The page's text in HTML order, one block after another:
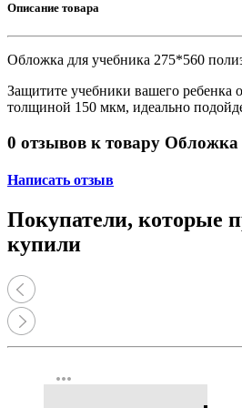
Шредеры
Описание товара
Обложка для учебника 275*560
Защитите учебники вашего
толщиной 150 мкм, идеально
0 отзывов к товару
Написать отзыв
Покупатели, которые
купили
more_horiz